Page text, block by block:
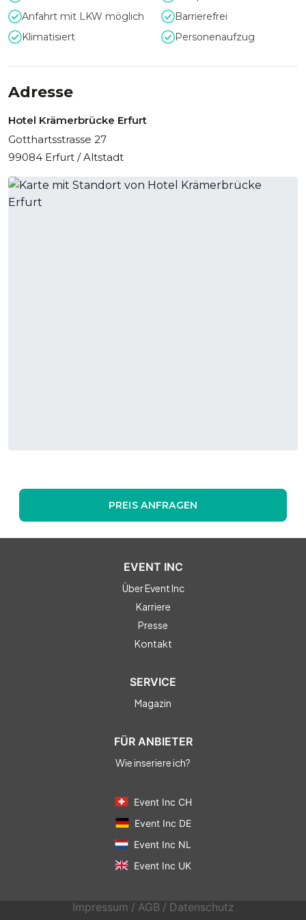
Anfahrt mit LKW möglich
Barrierefrei
Klimatisiert
Personenaufzug
Adresse
Hotel Krämerbrücke Erfurt
Gotthartsstrasse 27
99084 Erfurt / Altstadt
PREIS ANFRAGEN
EVENT INC
Über Event Inc
Karriere
Presse
Kontakt
SERVICE
Magazin
FÜR ANBIETER
Wie inseriere ich?
Event Inc CH
Event Inc DE
Event Inc NL
Event Inc UK
Impressum / AGB / Datenschutz